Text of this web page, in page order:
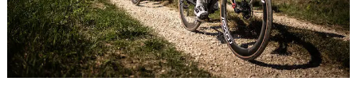
Tous
les
jours,
votre